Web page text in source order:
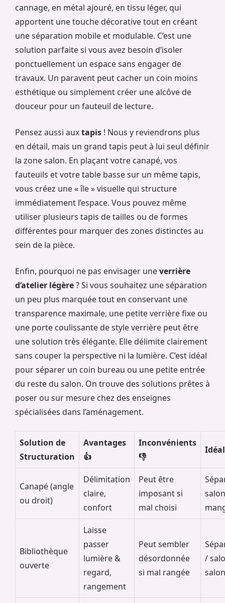
cannage, en métal ajouré, en tissu léger, qui
apportent une touche décorative tout en créant
une séparation mobile et modulable. C’est une
solution parfaite si vous avez besoin d’isoler
ponctuellement un espace sans engager de
travaux. Un paravent peut cacher un coin moins
esthétique ou simplement créer une alcôve de
douceur pour un fauteuil de lecture.
Pensez aussi auxtapis ! Nous y reviendrons plus
en détail, mais un grand tapis peut à lui seul définir
la zone salon. En plaçant votre canapé, vos
fauteuils et votre table basse sur un même tapis,
vous créez une « île » visuelle qui structure
immédiatement l’espace. Vous pouvez même
utiliser plusieurs tapis de tailles ou de formes
différentes pour marquer des zones distinctes au
sein de la pièce.
Enfin, pourquoi ne pas envisager uneverrière
d’atelier légère? Si vous souhaitez une séparation
un peu plus marquée tout en conservant une
transparence maximale, une petite verrière fixe ou
une porte coulissante de style verrière peut être
une solution très élégante. Elle délimite clairement
sans couper la perspective ni la lumière. C’est idéal
pour séparer un coin bureau ou une petite entrée
du reste du salon. On trouve des solutions prêtes à
poser ou sur mesure chez des enseignes
spécialisées dans l’aménagement.
Solution de
Structuration
Avantages
👍
Inconvénients
👎
Canapé (angle
ou droit)
Délimitation
claire,
confort
Peut être
imposant si
mal choisi
Bibliothèque
ouverte
Laisse
passer
lumière &
regard,
rangement
Peut sembler
désordonnée
si mal rangée
/
salon